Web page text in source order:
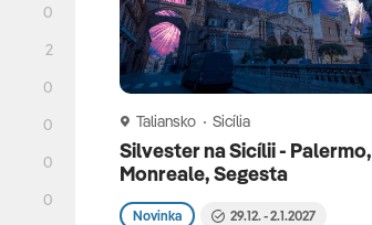
Taliansko Sicília
Silvester na Sicílii - Palermo,
Monreale, Segesta
Novinka 29.12. - 2.1.2027
0
2
0
0
0
0